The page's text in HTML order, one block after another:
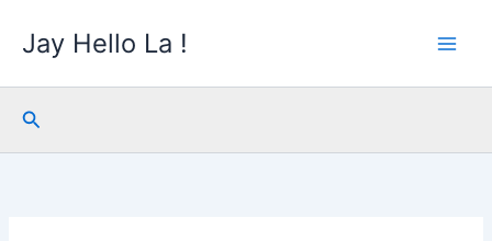
要
Jay Hello La !
搜
尋